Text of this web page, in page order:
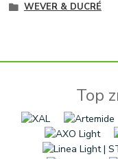
WEVER & DUCRÉ
Top